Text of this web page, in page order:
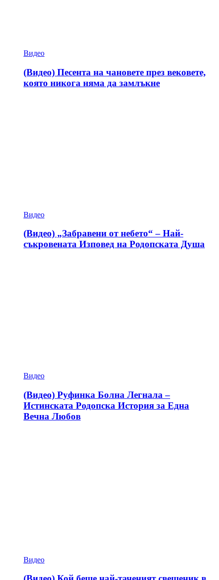
Видео
(Видео) Песента на чановете през вековете,
която никога няма да замлъкне
Видео
(Видео) „Забравени от небето“ – Най-
съкровената Изповед на Родопската Душа
Видео
(Видео) Руфинка Болна Легнала –
Истинската Родопска История за Една
Вечна Любов
Видео